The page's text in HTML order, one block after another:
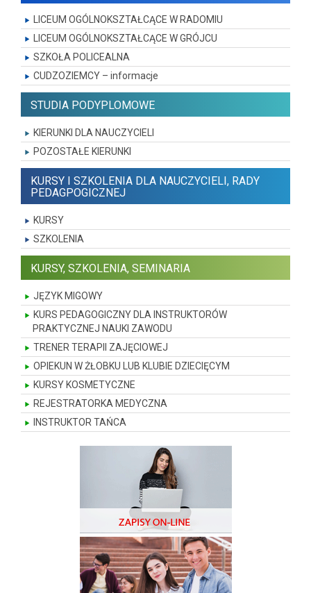
LICEUM OGÓLNOKSZTAŁCĄCE W RADOMIU
LICEUM OGÓLNOKSZTAŁCĄCE W GRÓJCU
SZKOŁA POLICEALNA
CUDZOZIEMCY – informacje
STUDIA PODYPLOMOWE
KIERUNKI DLA NAUCZYCIELI
POZOSTAŁE KIERUNKI
KURSY I SZKOLENIA DLA NAUCZYCIELI, RADY
PEDAGPOGICZNEJ
KURSY
SZKOLENIA
KURSY, SZKOLENIA, SEMINARIA
JĘZYK MIGOWY
KURS PEDAGOGICZNY DLA INSTRUKTORÓW
PRAKTYCZNEJ NAUKI ZAWODU
TRENER TERAPII ZAJĘCIOWEJ
OPIEKUN W ŻŁOBKU LUB KLUBIE DZIECIĘCYM
KURSY KOSMETYCZNE
REJESTRATORKA MEDYCZNA
INSTRUKTOR TAŃCA